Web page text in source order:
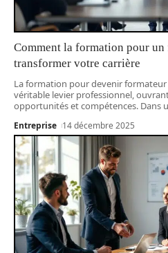
Comment la formation pour
transformer votre carrière
La formation pour devenir
véritable levier professionnel,
opportunités et compétences. Dans
Entreprise 14 décembre 2025